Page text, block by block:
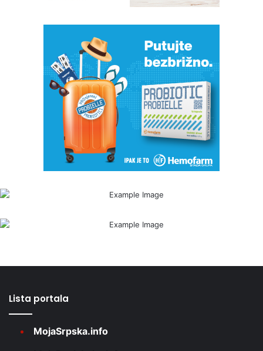
Lista portala
MojaSrpska.info